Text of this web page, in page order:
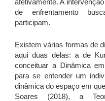
afetivamente. A
de enfrentamento
participam.
Existem várias formas de
aqui duas delas: a de
conceituar a Dinâmica
para se entender um
dinâmica do espaço em
Soares (2018), a